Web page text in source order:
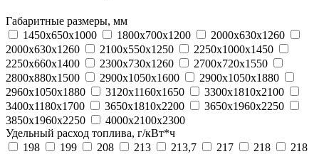
Габаритные размеры, мм
1450x650x1000
1800x700x1200
2000x630x1260
2000x630x1260
2100x550x1250
2250x1000x1450
2250x660x1400
2300x730x1260
2700x720x1550
2800x880x1500
2900x1050x1600
2900x1050x1880
2960x1050x1880
3120x1160x1650
3300x1810x2100
3400x1180x1700
3650x1810x2200
3650x1960x2250
3850x1960x2250
4000x2100x2300
Удельный расход топлива, г/кВт*ч
198
199 208 213 213,7 217 218
218